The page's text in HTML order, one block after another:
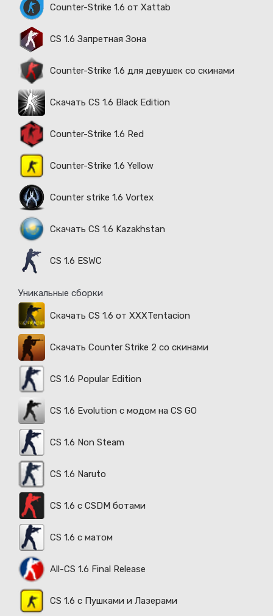
Counter-Strike 1.6 от Xattab
CS 1.6 Запретная Зона
Counter-Strike 1.6 для девушек со скинами
Скачать CS 1.6 Black Edition
Counter-Strike 1.6 Red
Counter-Strike 1.6 Yellow
Counter strike 1.6 Vortex
Скачать CS 1.6 Kazakhstan
CS 1.6 ESWC
Уникальные сборки
Скачать CS 1.6 от XXXTentacion
Скачать Counter Strike 2 со скинами
CS 1.6 Popular Edition
CS 1.6 Evolution с модом на CS GO
CS 1.6 Non Steam
CS 1.6 Naruto
CS 1.6 с CSDM ботами
CS 1.6 с матом
All-CS 1.6 Final Release
CS 1.6 с Пушками и Лазерами